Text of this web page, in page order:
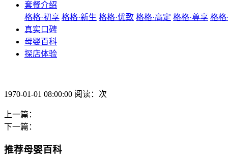
套餐介绍
格格·初享 格格·新生 格格·优致 格格·高定 格格·尊享 格格
真实口碑
母婴百科
探店体验
1970-01-01 08:00:00 阅读：次
上一篇：
下一篇：
推荐母婴百科